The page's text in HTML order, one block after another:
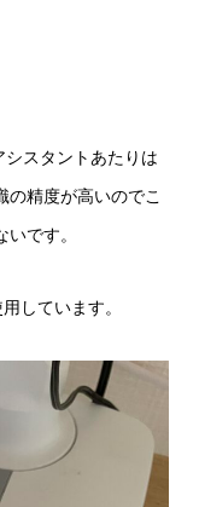
スタントあたりは
精度が高いのでこ
です。
しています。